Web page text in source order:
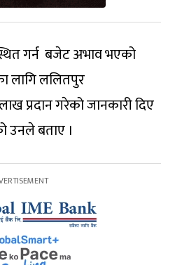
गर्न बजेट अभाव भएको
लागि ललितपुर
प्रदान गरेको जानकारी दिए
उनले बताए ।